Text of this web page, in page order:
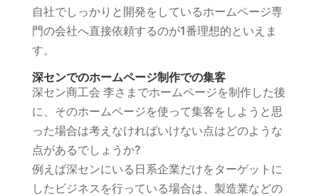
自社でしっかりと開発をしているホームページ専
門の会社へ直接依頼するのが1番理想的といえま
す。
深センでのホームページ制作での集客
深セン商工会 李さまでホームページを制作した後
に、そのホームページを使って集客をしようと思
った場合は考えなければいけない点はどのような
点があるでしょうか?
例えば深センにいる日系企業だけをターゲットに
したビジネスを行っている場合は、製造業などの